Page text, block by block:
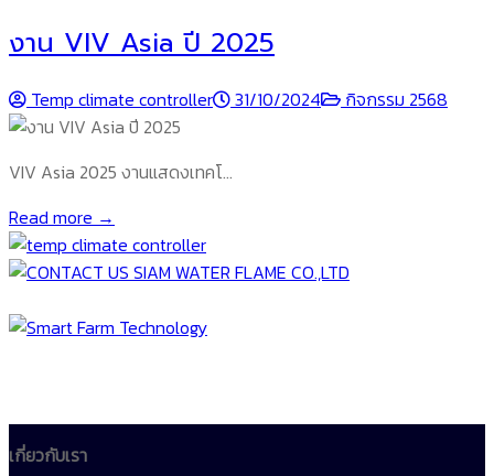
งาน VIV Asia ปี 2025
Temp climate controller 31/10/2024 กิจกรรม 2568
VIV Asia 2025 งานแสดงเทคโ…
Read more →
เกี่ยวกับเรา